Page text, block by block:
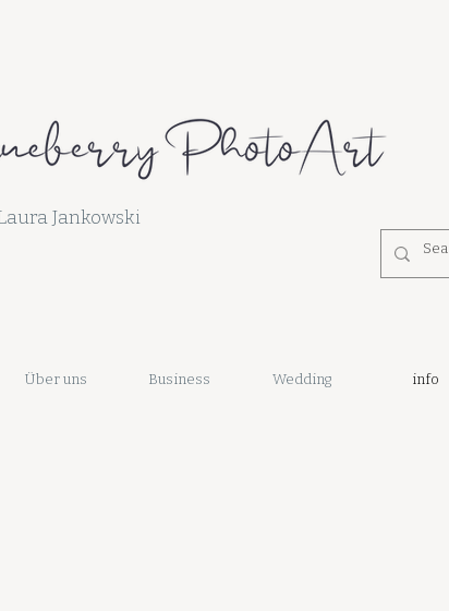
Jankowski
Über uns Business Wedding info